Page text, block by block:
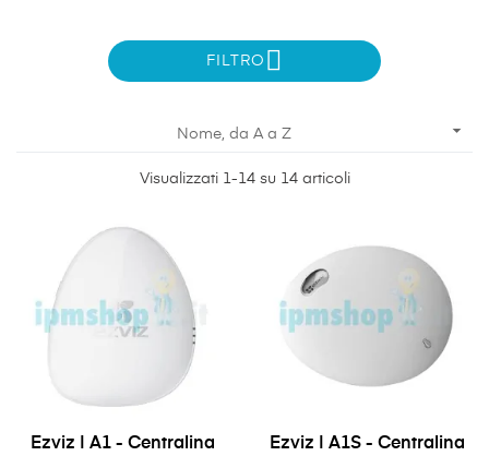
FILTRO
Nome, da A a Z 
Visualizzati 1-14 su 14 articoli
Ezviz | A1 - Centralina
Ezviz | A1S - Centralina